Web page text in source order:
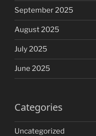
September 2025
August 2025
July 2025
June 2025
Categories
Uncategorized